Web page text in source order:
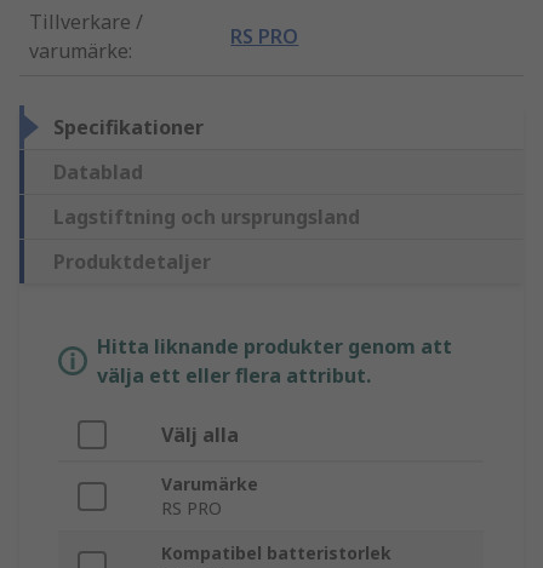
Tillverkare /
varumärke:
RS PRO
Specifikationer
Datablad
Lagstiftning och ursprungsland
Produktdetaljer
Hitta liknande produkter genom att
välja ett eller flera attribut.
Välj alla
Varumärke
RS PRO
Kompatibel batteristorlek